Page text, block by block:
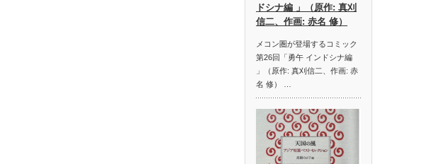
ドシナ編 」（原作: 真刈
信二、作画: 赤名 修）
メコン圏が登場するコミック
第26回「勇午 インドシナ編
」（原作: 真刈信二、作画: 赤
名 修） …